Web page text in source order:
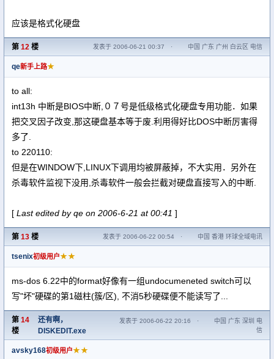
应该是格式化硬盘
第 12 楼 发表于 2006-06-21 00:37 · 中国 广东 广州 白云区 电信
qe新手上路★
to all:
int13h 中断是BIOS中断,０７号是低级格式化硬盘专用功能．如果
把交叉因子改变,那这硬盘基本等于废.利用得好比DOS中断厉害得
多了.
to 220110:
但是在WINDOW下,LINUX下调用均被屏蔽掉，不大实用．另外在
杀毒软件监视下没用,杀毒软件一般会拦截对硬盘直接写入的中断.
[ Last edited by qe on 2006-6-21 at 00:41 ]
第 13 楼 发表于 2006-06-22 00:54· 中国 香港 环球全域电讯
tsenix初级用户★★
ms-dos 6.22中的format好像有一组undocumeneted switch可以
写"坏"硬碟的第1磁柱(簇/区), 不消5秒硬碟便不能读写了...
第 14
楼
还有啊，
DISKEDIT.exe
发表于 2006-06-22 20:16 ·
中国 广东 深圳 电
信
avsky168初级用户★★